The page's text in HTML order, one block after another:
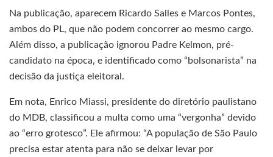
Na publicação, aparecem Ricardo Salles e Marcos Pontes,
ambos do PL, que não podem concorrer ao mesmo cargo.
Além disso, a publicação ignorou Padre Kelmon, pré-
candidato na época, e identificado como “bolsonarista” na
decisão da justiça eleitoral.
Em nota, Enrico Miassi, presidente do diretório paulistano
do MDB, classificou a multa como uma “vergonha” devido
ao “erro grotesco”. Ele afirmou: “A população de São Paulo
precisa estar atenta para não se deixar levar por